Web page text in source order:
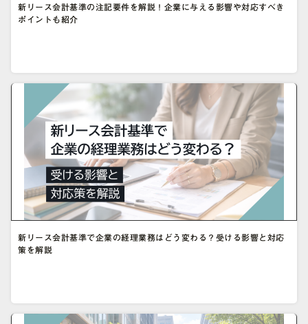
新リース会計基準の注記要件を解説！企業に与える影響や対応すべき
ポイントも紹介
新リース会計基準で企業の経理業務はどう変わる？受ける影響と対応
策を解説